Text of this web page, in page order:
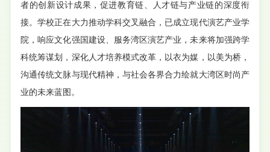
者的创新设计成果，促进教育链、人才链与产业链的深度衔
接。学校正在大力推动学科交叉融合，已成立现代演艺产业学
院，响应文化强国建设、服务湾区演艺产业，未来将加强跨学
科统筹谋划，深化人才培养模式改革，以衣为媒，以美为桥，
沟通传统文脉与现代精神，与社会各界合力绘就大湾区时尚产
业的未来蓝图。